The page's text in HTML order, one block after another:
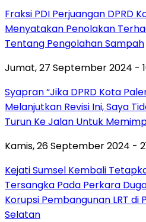
Fraksi PDI Perjuangan DPRD
Menyatakan Penolakan
Tentang Pengolahan Sampah
Jumat, 27 September 2024 -
Syapran “Jika DPRD Kota
Melanjutkan Revisi Ini, Saya
Turun Ke Jalan Untuk
Kamis, 26 September 2024 -
Kejati Sumsel Kembali
Tersangka Pada Perkara
Korupsi Pembangunan LRT di
Selatan